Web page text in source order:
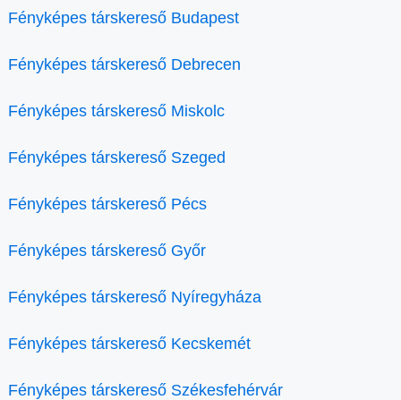
Fényképes társkereső Budapest
Fényképes társkereső Debrecen
Fényképes társkereső Miskolc
Fényképes társkereső Szeged
Fényképes társkereső Pécs
Fényképes társkereső Győr
Fényképes társkereső Nyíregyháza
Fényképes társkereső Kecskemét
Fényképes társkereső Székesfehérvár